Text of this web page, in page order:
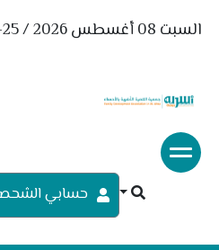
السبت 08 أغسطس 2026 / 25-صفر-1448
حسابي